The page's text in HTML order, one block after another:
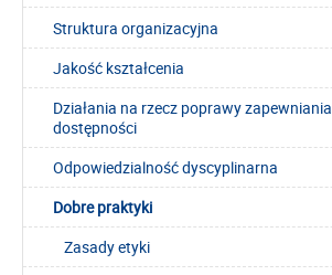
Struktura organizacyjna
Jakość kształcenia
Działania na rzecz poprawy zapewniania
dostępności
Odpowiedzialność dyscyplinarna
Dobre praktyki
Zasady etyki